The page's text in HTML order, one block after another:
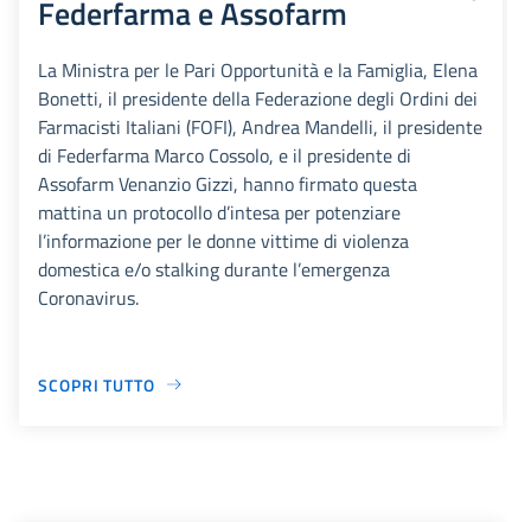
Federfarma e Assofarm
La Ministra per le Pari Opportunità e la Famiglia, Elena
Bonetti, il presidente della Federazione degli Ordini dei
Farmacisti Italiani (FOFI), Andrea Mandelli, il presidente
di Federfarma Marco Cossolo, e il presidente di
Assofarm Venanzio Gizzi, hanno firmato questa
mattina un protocollo d’intesa per potenziare
l’informazione per le donne vittime di violenza
domestica e/o stalking durante l’emergenza
Coronavirus.
SCOPRI TUTTO